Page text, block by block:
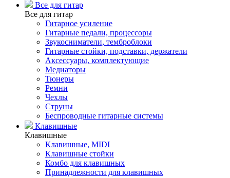
Все для гитар
Все для гитар
Гитарное усиление
Гитарные педали, процессоры
Звукосниматели, темброблоки
Гитарные стойки, подставки, держатели
Аксессуары, комплектующие
Медиаторы
Тюнеры
Ремни
Чехлы
Струны
Беспроводные гитарные системы
Клавишные
Клавишные
Клавишные, MIDI
Клавишные стойки
Комбо для клавишных
Принадлежности для клавишных